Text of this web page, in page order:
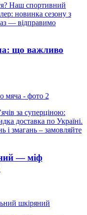
Наш спортивний
новинка сезону з
— відправимо
що важливо
за суперціною:
доставка по Україні.
і змагань – замовляйте
— міф